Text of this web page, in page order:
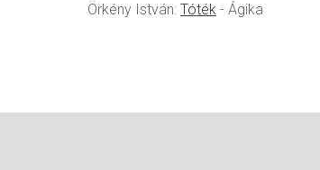
Örkény István: Tóték - Ágika